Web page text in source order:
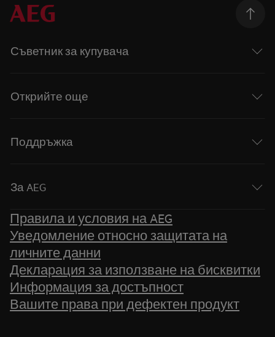
Съветник за купувача
Открийте още
Поддръжка
За AEG
Правила и условия на AEG
Уведомление относно защитата на
личните данни
Декларация за използване на бисквитки
Информация за достъпност
Вашите права при дефектен продукт